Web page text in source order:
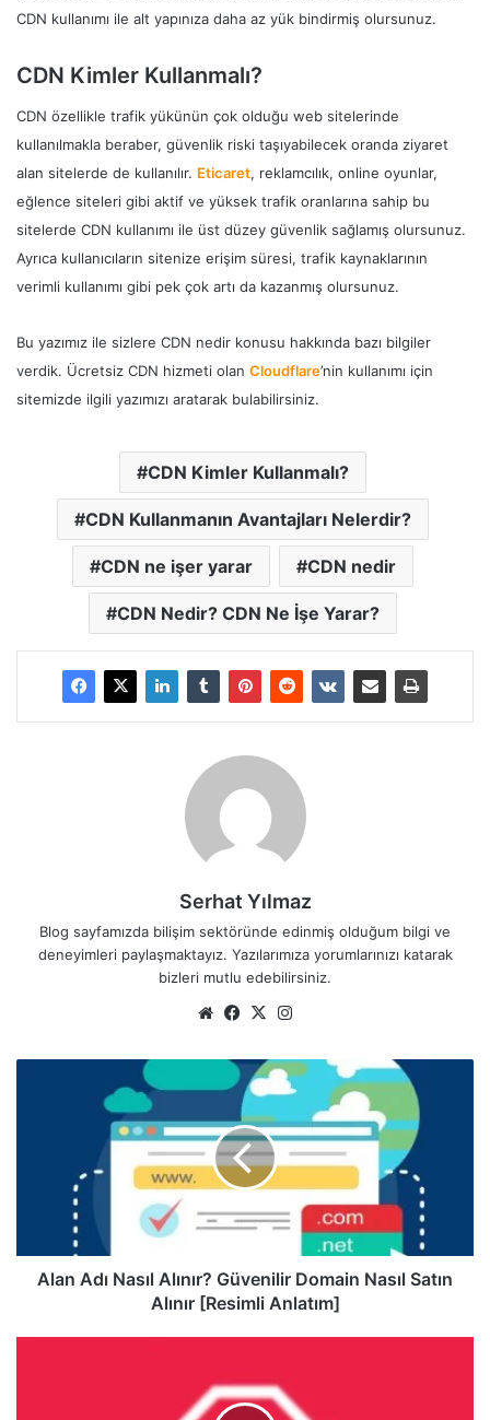
CDN kullanımı ile alt yapınıza daha az yük bindirmiş olursunuz.
CDN Kimler Kullanmalı?
CDN özellikle trafik yükünün çok olduğu web sitelerinde
kullanılmakla beraber, güvenlik riski taşıyabilecek oranda ziyaret
alan sitelerde de kullanılır. Eticaret, reklamcılık, online oyunlar,
eğlence siteleri gibi aktif ve yüksek trafik oranlarına sahip bu
sitelerde CDN kullanımı ile üst düzey güvenlik sağlamış olursunuz.
Ayrıca kullanıcıların sitenize erişim süresi, trafik kaynaklarının
verimli kullanımı gibi pek çok artı da kazanmış olursunuz.
Bu yazımız ile sizlere CDN nedir konusu hakkında bazı bilgiler
verdik. Ücretsiz CDN hizmeti olan Cloudflare’nin kullanımı için
sitemizde ilgili yazımızı aratarak bulabilirsiniz.
CDN Kimler Kullanmalı?
CDN Kullanmanın Avantajları Nelerdir?
CDN ne işer yarar CDN nedir
CDN Nedir? CDN Ne İşe Yarar?
Serhat Yılmaz
Blog sayfamızda bilişim sektöründe edinmiş olduğum bilgi ve
deneyimleri paylaşmaktayız. Yazılarımıza yorumlarınızı katarak
bizleri mutlu edebilirsiniz.
We
sit
esi
Fa
bo
ok
X
ra
a
Alan Adı Nasıl Alınır? Güvenilir Domain Nasıl Satın
Alınır [Resimli Anlatım]